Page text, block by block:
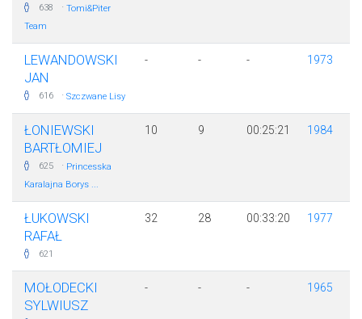
638 · Tomi&Piter
Team
LEWANDOWSKI
JAN
616 · Szczwane Lisy
- - - 1973
ŁONIEWSKI
BARTŁOMIEJ
625 · Princesska
Karalajna Borys ...
10 9 00:25:21 1984
ŁUKOWSKI
RAFAŁ
621
32 28 00:33:20 1977
MOŁODECKI
SYLWIUSZ
- - - 1965